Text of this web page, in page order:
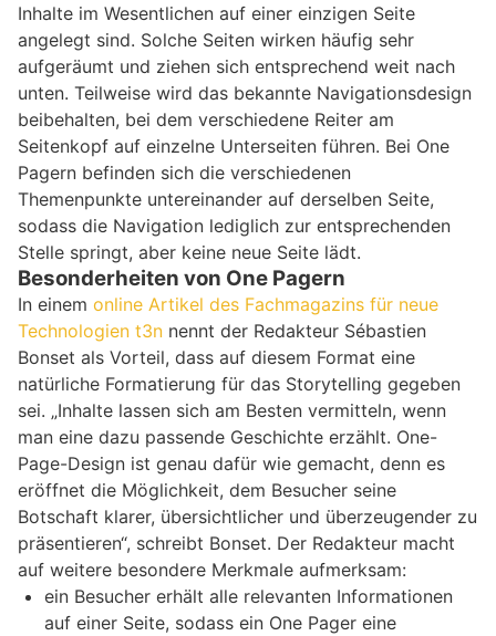
Inhalte im Wesentlichen auf einer einzigen Seite
angelegt sind. Solche Seiten wirken häufig sehr
aufgeräumt und ziehen sich entsprechend weit nach
unten. Teilweise wird das bekannte Navigationsdesign
beibehalten, bei dem verschiedene Reiter am
Seitenkopf auf einzelne Unterseiten führen. Bei One
Pagern befinden sich die verschiedenen
Themenpunkte untereinander auf derselben Seite,
sodass die Navigation lediglich zur entsprechenden
Stelle springt, aber keine neue Seite lädt.
Besonderheiten von One Pagern
In einem online Artikel des Fachmagazins für neue
Technologien t3n nennt der Redakteur Sébastien
Bonset als Vorteil, dass auf diesem Format eine
natürliche Formatierung für das Storytelling gegeben
sei. „Inhalte lassen sich am Besten vermitteln, wenn
man eine dazu passende Geschichte erzählt. One-
Page-Design ist genau dafür wie gemacht, denn es
eröffnet die Möglichkeit, dem Besucher seine
Botschaft klarer, übersichtlicher und überzeugender zu
präsentieren“, schreibt Bonset. Der Redakteur macht
auf weitere besondere Merkmale aufmerksam:
ein Besucher erhält alle relevanten Informationen
auf einer Seite, sodass ein One Pager eine